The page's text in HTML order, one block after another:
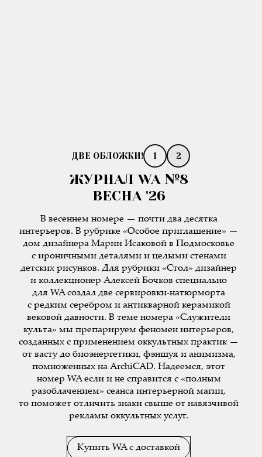
1 2
ЖУРНАЛ WA №8
ВЕСНА '26
В весеннем номере — почти два десятка
интерьеров. В рубрике «Особое приглашение» —
дом дизайнера Марии Исаковой в Подмосковье
с ироничными деталями и целыми стенами
детских рисунков. Для рубрики «Стол» дизайнер
и коллекционер Алексей Бочков специально
для WA создал две сервировки-натюрморта
с редким серебром и антикварной керамикой
вековой давности. В теме номера «Служители
культа» мы препарируем феномен интерьеров,
созданных с применением оккультных практик —
от васту до биоэнергетики, фэншуя и анимизма,
помноженных на ArchiCAD. Надеемся, этот
номер WA если и не справится с «полным
разоблачением» сеанса интерьерной магии,
то поможет отличить знаки свыше от навязчивой
рекламы оккультных услуг.
Купить WA с доставкой